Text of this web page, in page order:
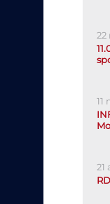
22
11
21